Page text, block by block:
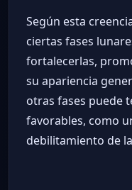
Según esta
ciertas fases
fortalecerlas,
su apariencia
otras fases puede
favorables, como
debilitamiento de